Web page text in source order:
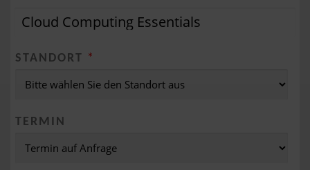
STANDORT *
TERMIN